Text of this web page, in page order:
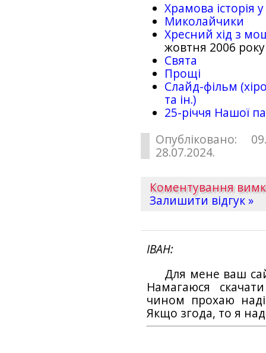
Храмова історія
Миколайчики
Хресний хід з
жовтня 2006 року
Свята
Прощі
Слайд-фільм
та ін.)
25-рiччя Нашої
Опубліковано:
28.07.2024.
Коментування
Залишити відгук »
ІВАН
Для мене ваш
Намагаюся
чином прохаю
Якщо згода, то я